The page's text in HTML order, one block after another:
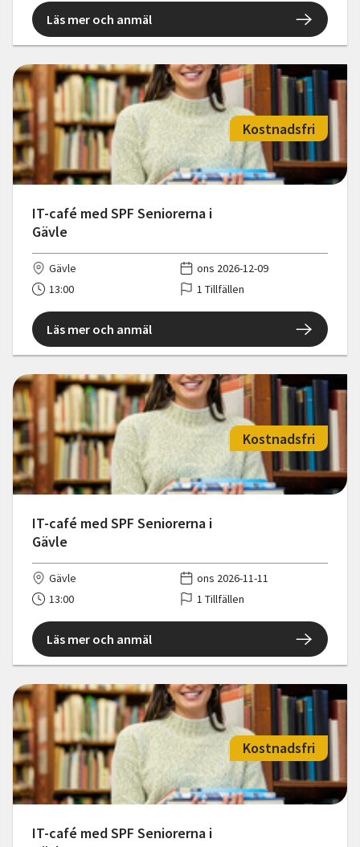
Läs mer och anmäl
IT-café med SPF Seniorerna i
Gävle
Kostnadsfri
Gävle
ons 2026-12-09
13:00
1 Tillfällen
Läs mer och anmäl
IT-café med SPF Seniorerna i
Gävle
Kostnadsfri
Gävle
ons 2026-11-11
13:00
1 Tillfällen
Läs mer och anmäl
IT-café med SPF Seniorerna i
Kostnadsfri